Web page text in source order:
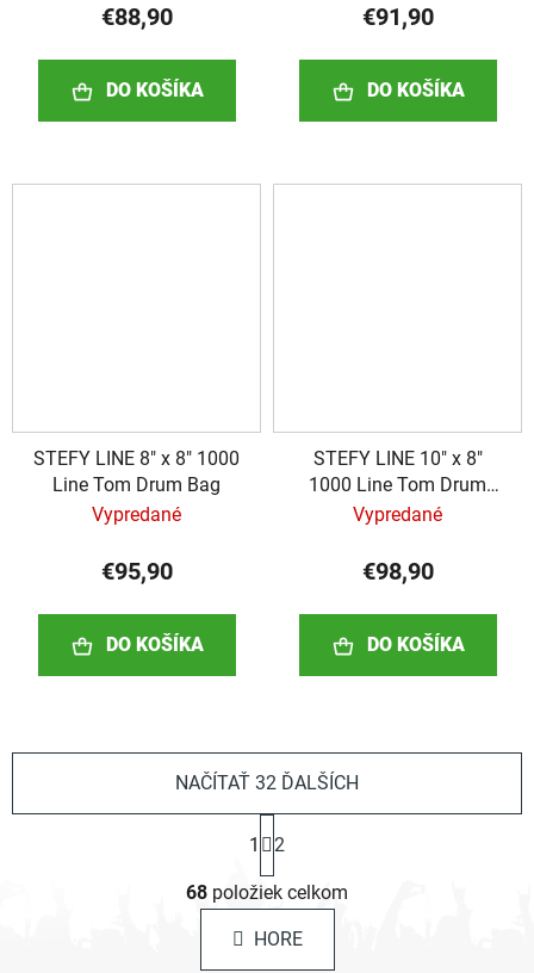
€88,90
DO KOŠÍKA
€91,90
DO KOŠÍKA
STEFY LINE 8" x 8" 1000
Line Tom Drum Bag
Vypredané
€95,90
DO KOŠÍKA
STEFY LINE 10" x 8"
1000 Line Tom Drum
Bag
Vypredané
€98,90
DO KOŠÍKA
O
v
l
á
NAČÍTAŤ 32 ĎALŠÍCH
S
t
r
á
n
k
1 2
68 položiek celkom
HORE